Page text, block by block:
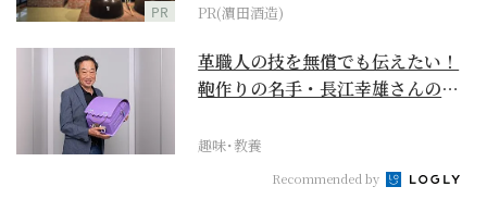
PR PR(濵田酒造)
革職人の技を無償でも伝えたい！
鞄作りの名手・長江幸雄さんの第
趣味･教養
Recommended by